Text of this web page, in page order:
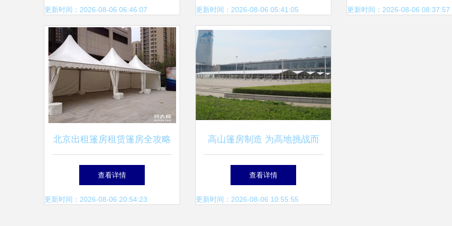
更新时间：2026-08-06 06:46:07 更新时间：2026-08-06 05:41:05 更新时间：2026-08-06 08:37:57
北京出租篷房租赁篷房全攻略
灵活搭建，满足各类活动需求
查看详情
更新时间：2026-08-06 20:54:23
高山篷房制造 为高地挑战而
生的移动建筑
查看详情
更新时间：2026-08-06 10:55:55